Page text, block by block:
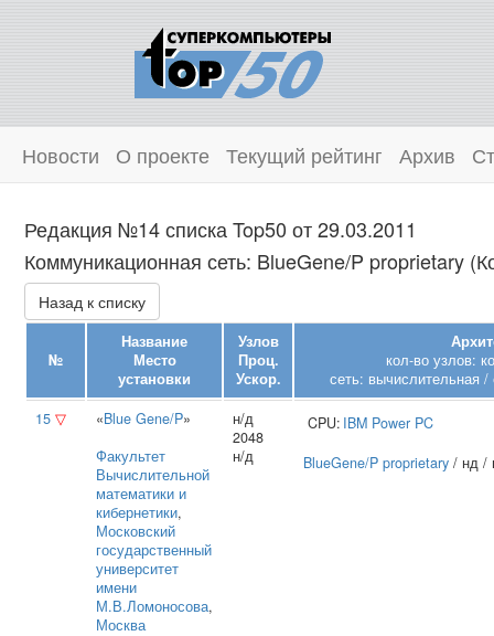
Новости О проекте Текущий рейтинг Архив
Редакция №14 списка Top50 от 29.03.2011
Коммуникационная сеть: BlueGene/P proprietary
Назад к списку
№
Название
Место
установки
Узлов
Проц.
Ускор.
кол-во узлов:
сеть: вычислительная /
15 ▽ «Blue Gene/P»
Факультет
Вычислительной
математики и
кибернетики,
Московский
государственный
университет
имени
М.В.Ломоносова,
Москва
н/д
2048
н/д
CPU: IBM Power PC
BlueGene/P proprietary / нд /